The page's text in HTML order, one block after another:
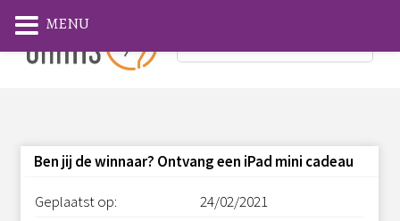
Ben jij de winnaar? Ontvang een iPad mini cadeau
Geplaatst op:
24/02/2021
MENU